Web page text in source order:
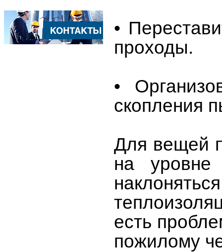
•
проходы.
•
скопления
Для вещей
на уровне
есть
пожилому